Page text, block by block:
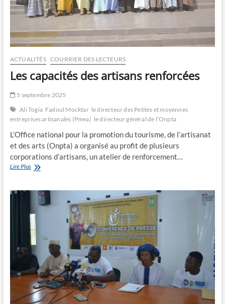
ACTUALITÉS COURRIER DES LECTEURS
Les capacités des artisans renforcées
5 septembre 2025
Ali Togia Fadoul Mocktar le directeur des Petites et moyennes
entreprises artisanales (Pmea) le directeur général de l’Onpta
L’Office national pour la promotion du tourisme, de l’artisanat
et des arts (Onpta) a organisé au profit de plusieurs
corporations d’artisans, un atelier de renforcement…
Lire PlusLes
artisans
renforcées